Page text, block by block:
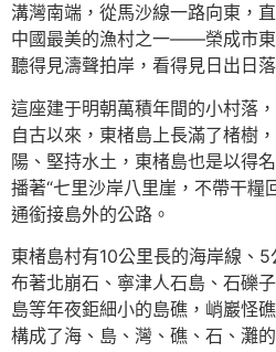
溝灣南端，從馬沙線一路向東，
中國最美的漁村之一——榮成市東
聽得見濤聲拍岸，看得見日出日
這座建于明朝萬積年間的小村落
自古以來，東楮島上長滿了楮樹
陽、堅持水土，東楮島也是以得
播著“七里沙岸八里崖，不帶干糧
通銜接島外的公路。
東楮島村有10公里長的海岸線、
布著北崩石、寧津人石島、石礫
島等年夜鉅細小的島礁，峭巖怪
構成了海、島、灣、礁、石、灘